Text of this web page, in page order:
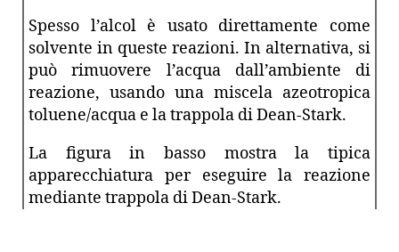
Spesso l’alcol è usato direttamente come
solvente in queste reazioni. In alternativa, si
può rimuovere l’acqua dall’ambiente di
reazione, usando una miscela azeotropica
toluene/acqua e la trappola di Dean-Stark.
La figura in basso mostra la tipica
apparecchiatura per eseguire la reazione
mediante trappola di Dean-Stark.